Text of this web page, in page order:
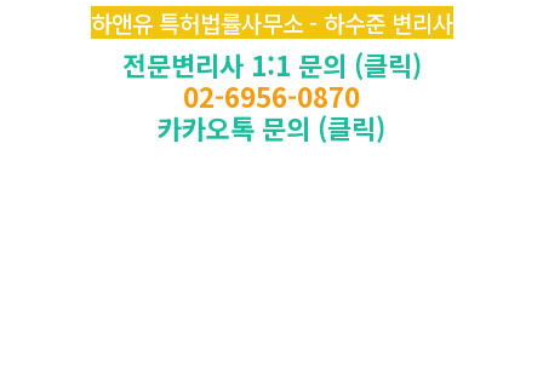
하앤유 특허법률사무소 - 하수준 변리사
전문변리사 1:1 문의 (클릭)
02-6956-0870
카카오톡 문의 (클릭)